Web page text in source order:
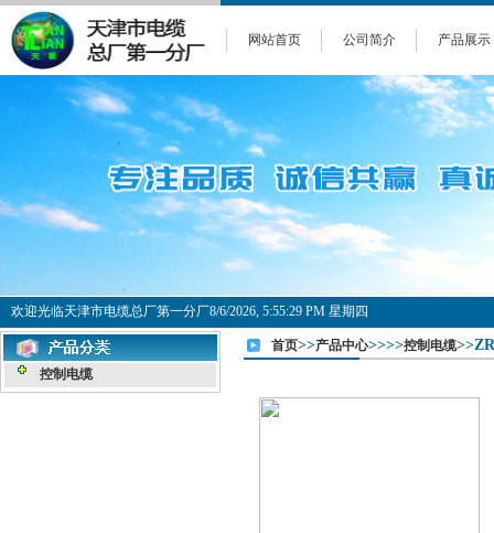
网站首页 公司简介 产品展示
欢迎光临天津市电缆总厂第一分厂8/6/2026, 5:55:30 PM 星期四
控制电缆
首页>>产品中心>>>>控制电缆